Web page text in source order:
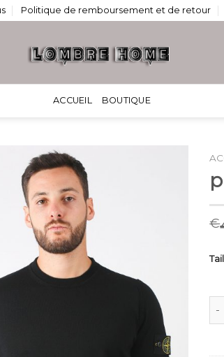
Politique de remboursement et de retour
ACCUEIL BOUTIQUE
€